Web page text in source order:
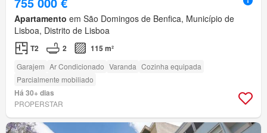
Apartamento em São Domingos de Benfica, Município de
Lisboa, Distrito de Lisboa
T2 2 115 m²
Garajem Ar Condicionado Varanda Cozinha equipada
Parcialmente mobiliado
Há 30+ dias
PROPERSTAR